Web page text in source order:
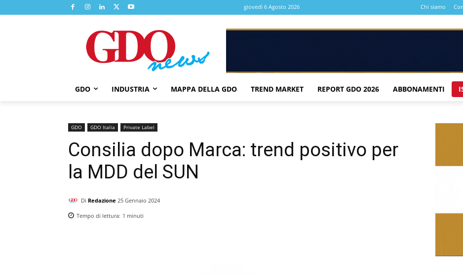
giovedì 6 Agosto 2026 Chi siamo
GDO INDUSTRIA MAPPA DELLA GDO TREND MARKET REPORT GDO 2026 ABBONAMENTI
GDO GDO Italia Private Label
Consilia dopo Marca: trend positivo per
la MDD del SUN
Di Redazione 25 Gennaio 2024
Tempo di lettura: 1 minuti